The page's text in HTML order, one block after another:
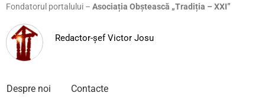
Fondatorul portalului – Asociația Obștească „Tradiția – XXI”
Redactor-șef Victor Josu
Despre noi Contacte